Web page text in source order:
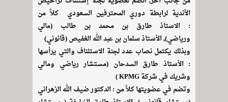
الأندية لرابطة دوري المحترفين السعودي كلاً من
: الاستاذ طارق بن محمد بن طالب (مالي
ورياضي), الأستاذ سلمان بن عبد الله الغفيص (قانوني)
وبذلك يكتمل نصاب عدد لجنة الاستئناف والتي يرأسها
: الأستاذ طارق السدحان (مستشار رياضي ومالي
وشريك في شركة KPMG )
وتضم في عضويتها كلاً من : الدكتور ضيف الله الزهراني